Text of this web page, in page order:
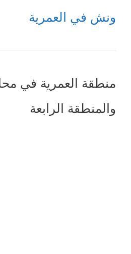
ونش في العمرية
منطقة العمرية في
والمنطقة الرابعة